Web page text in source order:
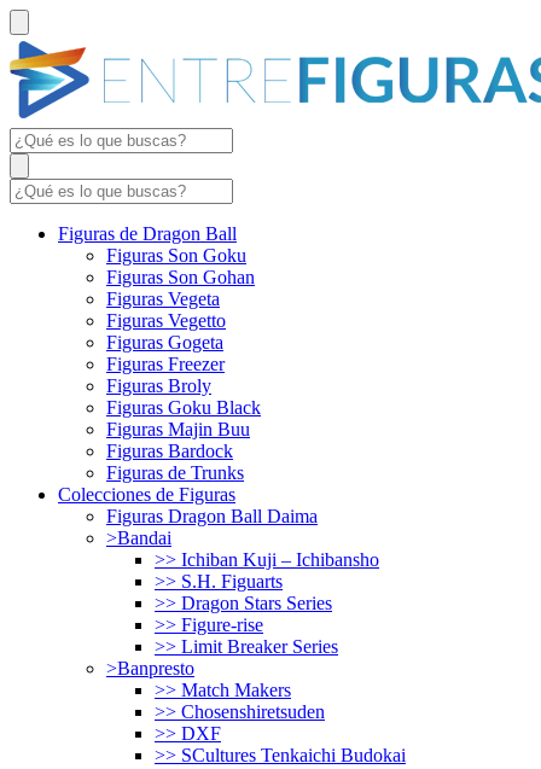
Figuras de Dragon Ball
Figuras Son Goku
Figuras Son Gohan
Figuras Vegeta
Figuras Vegetto
Figuras Gogeta
Figuras Freezer
Figuras Broly
Figuras Goku Black
Figuras Majin Buu
Figuras Bardock
Figuras de Trunks
Colecciones de Figuras
Figuras Dragon Ball Daima
>Bandai
>> Ichiban Kuji – Ichibansho
>> S.H. Figuarts
>> Dragon Stars Series
>> Figure-rise
>> Limit Breaker Series
>Banpresto
>> Match Makers
>> Chosenshiretsuden
>> DXF
>> SCultures Tenkaichi Budokai